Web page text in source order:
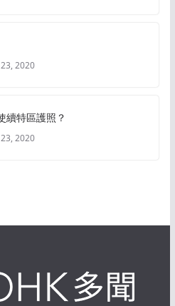
23, 2020
續特區護照？
23, 2020